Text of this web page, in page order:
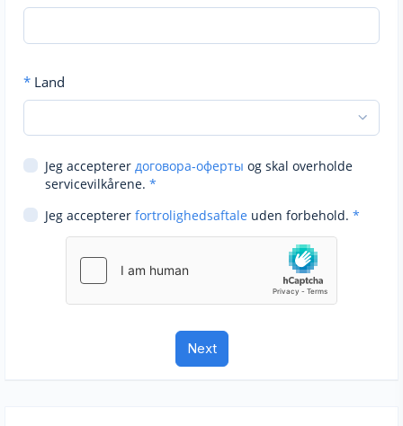
* Land
Jeg accepterer договора-оферты og skal overholde
servicevilkårene. *
Jeg accepterer fortrolighedsaftale uden forbehold. *